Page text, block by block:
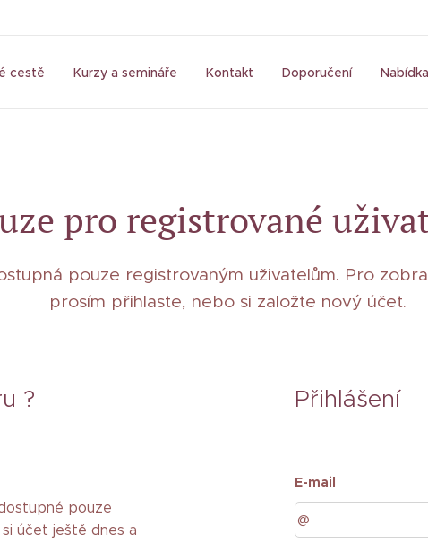
cestě Kurzy a semináře Kontakt Doporučení
pro registrované
pouze registrovaným uživatelům. Pro
prosím přihlaste, nebo si založte nový účet.
?
pouze
účet ještě dnes a
Přihlášení
E-mail